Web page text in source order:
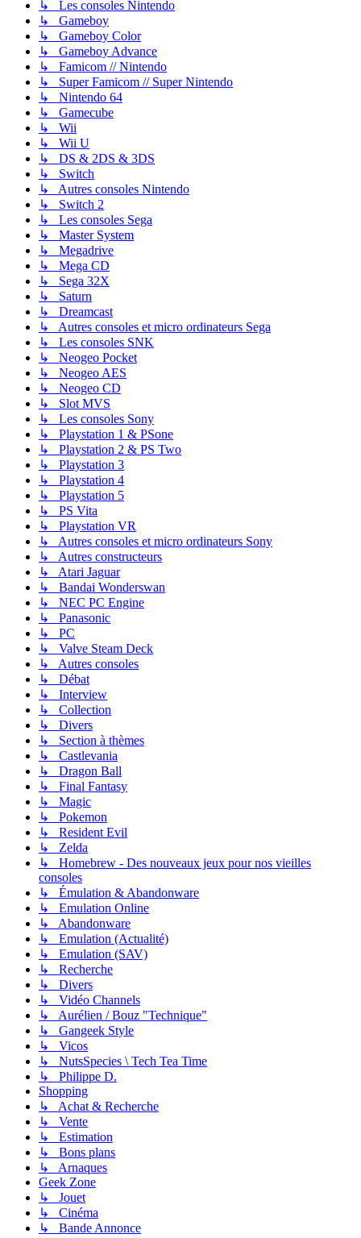
↳ Les consoles Nintendo
↳ Gameboy
↳ Gameboy Color
↳ Gameboy Advance
↳ Famicom // Nintendo
↳ Super Famicom // Super Nintendo
↳ Nintendo 64
↳ Gamecube
↳ Wii
↳ Wii U
↳ DS & 2DS & 3DS
↳ Switch
↳ Autres consoles Nintendo
↳ Switch 2
↳ Les consoles Sega
↳ Master System
↳ Megadrive
↳ Mega CD
↳ Sega 32X
↳ Saturn
↳ Dreamcast
↳ Autres consoles et micro ordinateurs Sega
↳ Les consoles SNK
↳ Neogeo Pocket
↳ Neogeo AES
↳ Neogeo CD
↳ Slot MVS
↳ Les consoles Sony
↳ Playstation 1 & PSone
↳ Playstation 2 & PS Two
↳ Playstation 3
↳ Playstation 4
↳ Playstation 5
↳ PS Vita
↳ Playstation VR
↳ Autres consoles et micro ordinateurs Sony
↳ Autres constructeurs
↳ Atari Jaguar
↳ Bandai Wonderswan
↳ NEC PC Engine
↳ Panasonic
↳ PC
↳ Valve Steam Deck
↳ Autres consoles
↳ Débat
↳ Interview
↳ Collection
↳ Divers
↳ Section à thèmes
↳ Castlevania
↳ Dragon Ball
↳ Final Fantasy
↳ Magic
↳ Pokemon
↳ Resident Evil
↳ Zelda
↳ Homebrew - Des nouveaux jeux pour nos vieilles
consoles
↳ Émulation & Abandonware
↳ Emulation Online
↳ Abandonware
↳ Emulation (Actualité)
↳ Emulation (SAV)
↳ Recherche
↳ Divers
↳ Vidéo Channels
↳ Aurélien / Bouz "Technique"
↳ Gangeek Style
↳ Vicos
↳ NutsSpecies \ Tech Tea Time
↳ Philippe D.
Shopping
↳ Achat & Recherche
↳ Vente
↳ Estimation
↳ Bons plans
↳ Arnaques
Geek Zone
↳ Jouet
↳ Cinéma
↳ Bande Annonce